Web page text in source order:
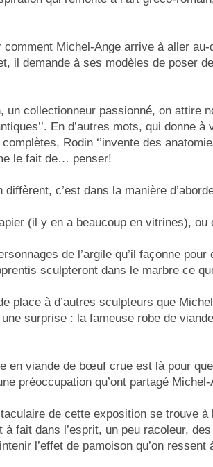
Michel-Ange arrive à aller
il demande à ses modèles de
un collectionneur passionné, on attire
En d’autres mots, qui donne
Rodin ‘’invente des
le fait de… penser!
c’est dans la manière
(il y en a beaucoup en vitrines),
de l’argile qu’il façonne
sculpteront dans le marbre ce
place à d’autres sculpteurs que
surprise : la fameuse robe de
en viande de bœuf crue est là pour
préoccupation qu’ont partagé
de cette exposition se trouve
fait dans l’esprit, un peu racoleur,
l’effet de pamoison qu’on